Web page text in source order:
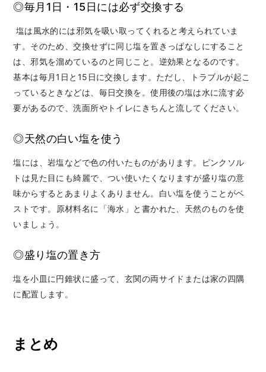
◎毎月1日・15日には必ず交換する
塩は風水的には邪気を吸い取ってくれると考えられていま
す。 そのため、交換せずに同じ塩を置きっぱなしにすること
は、邪気を溜めているのと同じこと。逆効果となるのです。
基本は毎月1日と15日に交換します。 ただし、トラブルが起こ
っているときなどは、毎日交換を。使用後の塩は水に流す必
要があるので、洗面所やトイレにきちんと流してください。
◎天然の白い塩を使う
塩には、岩塩などで色の付いたものがあります。
ピンクソル
トは見た目にも綺麗で、つい使いたくなりますが盛り塩の意
味からするとあまりよくありません。 白い塩を使うことがベ
ストです。
原材料名に「海水」と書かれた、天然のものを使
いましょう。
◎盛り塩の置き方
塩を小皿に円錐状に盛って、玄関の両サイドまたは家の四隅
に配置します。
まとめ